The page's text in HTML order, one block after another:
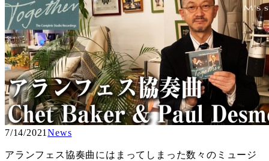
7/14/2021News
アランフェス協奏曲にはまってしまった数々のミュージ